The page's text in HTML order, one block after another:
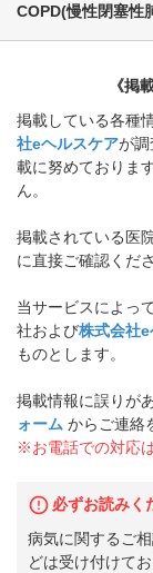
COPD(慢性閉塞性
《掲
掲載している各種
社eヘルスケアが調
載に努めておりま
ん。
掲載されている医
に直接ご確認くださ
当サービスによっ
社および株式会社
ものとします。
掲載情報に誤りが
ォーム からご連絡
※お電話での対応
必ずお読みく
病気に関するご
どは受け付けてお